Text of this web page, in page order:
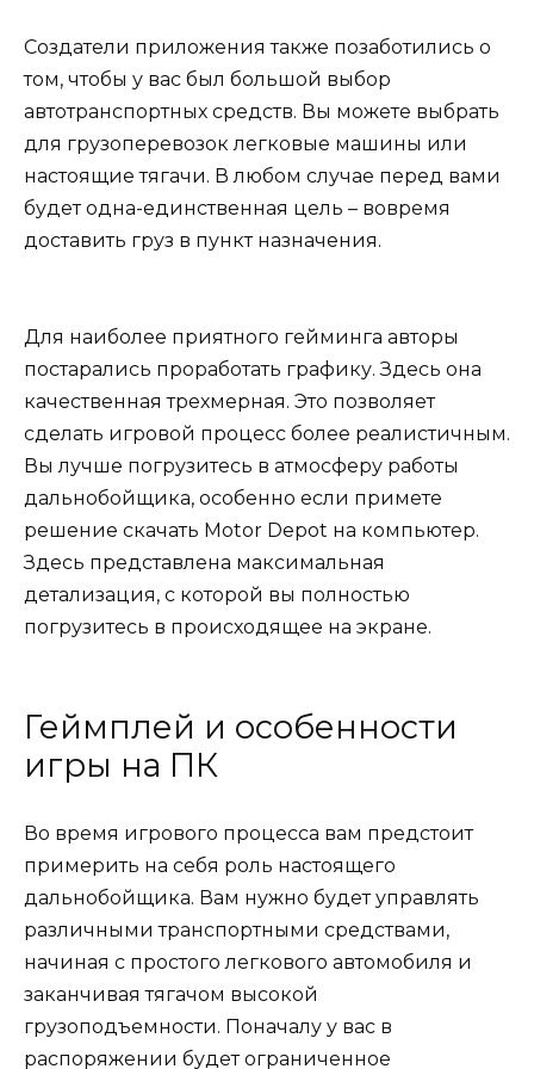
Создатели приложения также позаботились о
том, чтобы у вас был большой выбор
автотранспортных средств. Вы можете выбрать
для грузоперевозок легковые машины или
настоящие тягачи. В любом случае перед вами
будет одна-единственная цель – вовремя
доставить груз в пункт назначения.
Для наиболее приятного гейминга авторы
постарались проработать графику. Здесь она
качественная трехмерная. Это позволяет
сделать игровой процесс более реалистичным.
Вы лучше погрузитесь в атмосферу работы
дальнобойщика, особенно если примете
решение скачать Motor Depot на компьютер.
Здесь представлена максимальная
детализация, с которой вы полностью
погрузитесь в происходящее на экране.
Геймплей и особенности
игры на ПК
Во время игрового процесса вам предстоит
примерить на себя роль настоящего
дальнобойщика. Вам нужно будет управлять
различными транспортными средствами,
начиная с простого легкового автомобиля и
заканчивая тягачом высокой
грузоподъемности. Поначалу у вас в
распоряжении будет ограниченное